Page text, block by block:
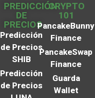
PREDICCIÓN
DE
PRECIOS
Predicción
de Precios
SHIB
Predicción
de Precios
CRYPTO
101
PancakeBunny
Finance
PancakeSwap
Finance
Guarda
Wallet